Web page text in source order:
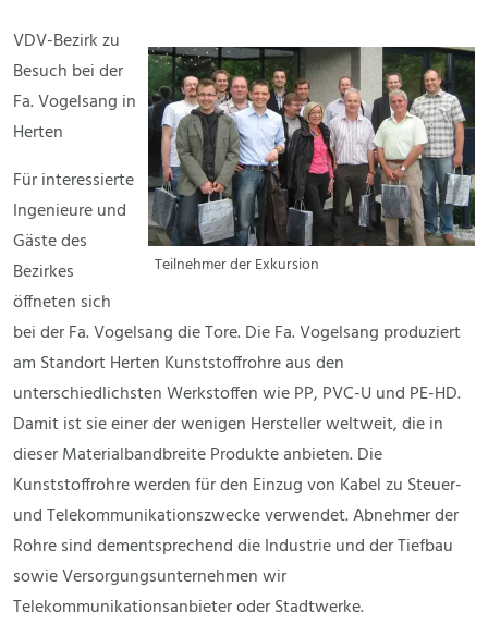
Teilnehmer der Exkursion
VDV-Bezirk zu
Besuch bei der
Fa. Vogelsang in
Herten
Für interessierte
Ingenieure und
Gäste des
Bezirkes
öffneten sich
bei der Fa. Vogelsang die Tore. Die Fa. Vogelsang produziert
am Standort Herten Kunststoffrohre aus den
unterschiedlichsten Werkstoffen wie PP, PVC-U und PE-HD.
Damit ist sie einer der wenigen Hersteller weltweit, die in
dieser Materialbandbreite Produkte anbieten. Die
Kunststoffrohre werden für den Einzug von Kabel zu Steuer-
und Telekommunikationszwecke verwendet. Abnehmer der
Rohre sind dementsprechend die Industrie und der Tiefbau
sowie Versorgungsunternehmen wir
Telekommunikationsanbieter oder Stadtwerke.